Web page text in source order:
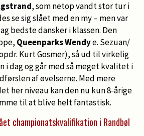
, som netop vandt stor tur i
se sig slået med en my – men var
bedste dansker i klassen. Den
Queenparks Wendye. Sezuan/
Kurt Gosmer), så ud til virkelig
i dag og går med så meget kvalitet i
af øvelserne. Med mere
her niveau kan den nu kun 8-årige
til at blive helt fantastisk.
championatskvalifikation i Randbøl